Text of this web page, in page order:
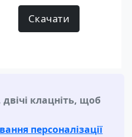
Скачати
двічі клацніть, щоб
персоналізації